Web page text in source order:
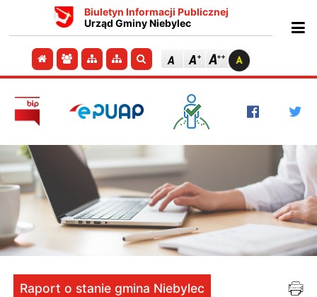
Biuletyn Informacji Publicznej
Urząd Gminy Niebylec
Przejdź do strony głównej
Przejdź do redakcji
Przejdź do mapy strony
Przejdź do mapy strony
Szukaj
Raport o stanie gmina Niebylec